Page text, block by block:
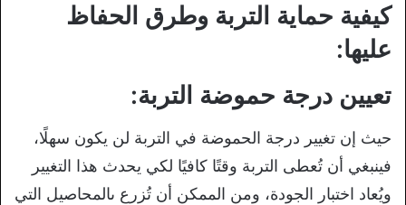
كيفية حماية التربة وطرق الحفاظ
عليها:
تعيين درجة حموضة التربة:
حيث إن تغيير درجة الحموضة في التربة لن يكون سهلًا،
فينبغي أن تُعطى التربة وقتًا كافيًا لكي يحدث هذا التغيير
ويُعاد اختبار الجودة، ومن الممكن أن تُزرع ىالمحاصيل التي